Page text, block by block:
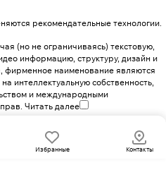
рекомендательные технологии.
(но не ограничиваясь) текстовую,
информацию, структуру, дизайн и
фирменное наименование являются
интеллектуальную собственность,
и международными
Читать далее
Избранные Контакты